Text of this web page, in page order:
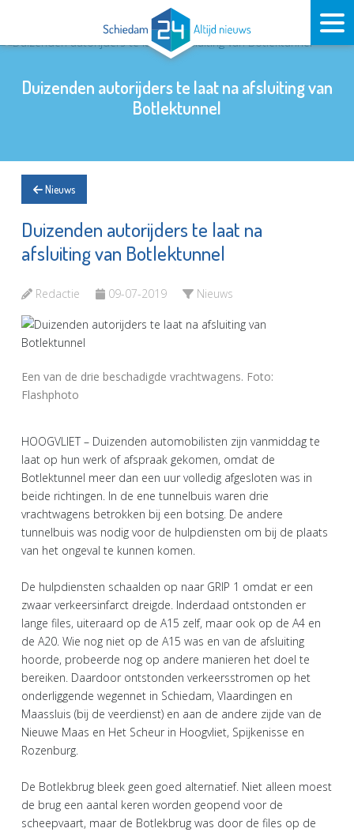
Duizenden autorijders te laat na afsluiting van
Botlektunnel
Nieuws
Duizenden autorijders te laat na
afsluiting van Botlektunnel
Redactie 09-07-2019 Nieuws
Een van de drie beschadigde vrachtwagens. Foto:
Flashphoto
HOOGVLIET – Duizenden automobilisten zijn vanmiddag te
laat op hun werk of afspraak gekomen, omdat de
Botlektunnel meer dan een uur volledig afgesloten was in
beide richtingen. In de ene tunnelbuis waren drie
vrachtwagens betrokken bij een botsing. De andere
tunnelbuis was nodig voor de hulpdiensten om bij de plaats
van het ongeval te kunnen komen.
De hulpdiensten schaalden op naar GRIP 1 omdat er een
zwaar verkeersinfarct dreigde. Inderdaad ontstonden er
lange files, uiteraard op de A15 zelf, maar ook op de A4 en
de A20. Wie nog niet op de A15 was en van de afsluiting
hoorde, probeerde nog op andere manieren het doel te
bereiken. Daardoor ontstonden verkeersstromen op het
onderliggende wegennet in Schiedam, Vlaardingen en
Maassluis (bij de veerdienst) en aan de andere zijde van de
Nieuwe Maas en Het Scheur in Hoogvliet, Spijkenisse en
Rozenburg.
De Botlekbrug bleek geen goed alternatief. Niet alleen moest
de brug een aantal keren worden geopend voor de
scheepvaart, maar de Botlekbrug was door de files op de